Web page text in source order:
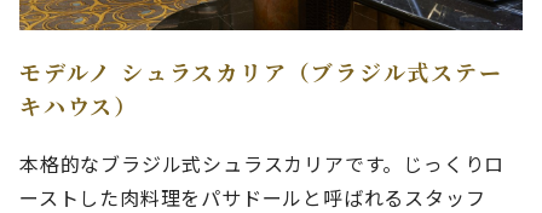
モデルノ シュラスカリア（ブラジル式ステー
キハウス）
本格的なブラジル式シュラスカリアです。じっくりロ
ーストした肉料理をパサドールと呼ばれるスタッフ